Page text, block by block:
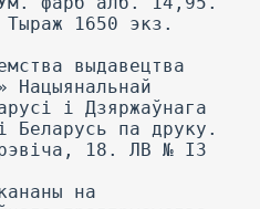
1650 экз.
выдавецтва
Нацыянальнай
і Дзяржаўнага
Беларусь па друку.
18. ЛВ № ІЗ
на